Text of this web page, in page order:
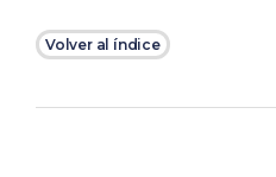
Volver al índice